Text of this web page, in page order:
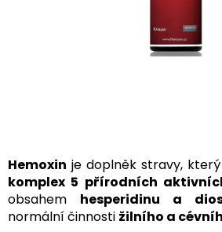
Hemoxin je doplněk stravy,
komplex 5 přírodních
obsahem hesperidinu a
normální činnosti žilního a